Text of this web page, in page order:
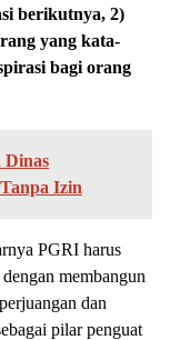
berikutnya, 2)
yang kata-
bagi orang
Izin
PGRI harus
membangun
dan
pilar penguat